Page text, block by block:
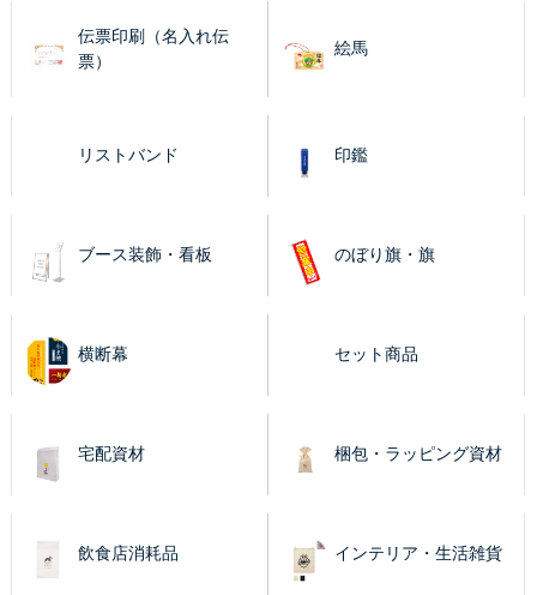
伝票印刷（名入れ伝
票）
絵馬
リストバンド 印鑑
ブース装飾・看板 のぼり旗・旗
横断幕 セット商品
宅配資材 梱包・ラッピング資材
飲食店消耗品 インテリア・生活雑貨